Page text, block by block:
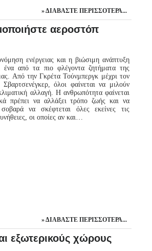
ΔΙΑΒΆΣΤΕ ΠΕΡΙΣΣΌΤΕΡΑ...
αεροστόπ
ενέργειας και η βιώσιμη ανάπτυξη
ένα από τα πιο φλέγοντα ζητήματα της
Από την Γκρέτα Τούνμπεργκ μέχρι τον
όλοι φαίνεται να μιλούν
αλλαγή. Η ανθρωπότητα φαίνεται
πρέπει να αλλάξει τρόπο ζωής και να
σοβαρά να σκέφτεται όλες εκείνες τις
οι οποίες αν και…
ΔΙΑΒΆΣΤΕ ΠΕΡΙΣΣΌΤΕΡΑ...
εξωτερικούς χώρους